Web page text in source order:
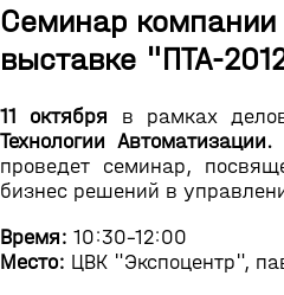
Семинар
выставке "ПТА-
11 октября в рамках
Технологии Автоматизации.
проведет семинар,
бизнес решений в
Время: 10:30-12:00
Место: ЦВК "Экспоцентр",